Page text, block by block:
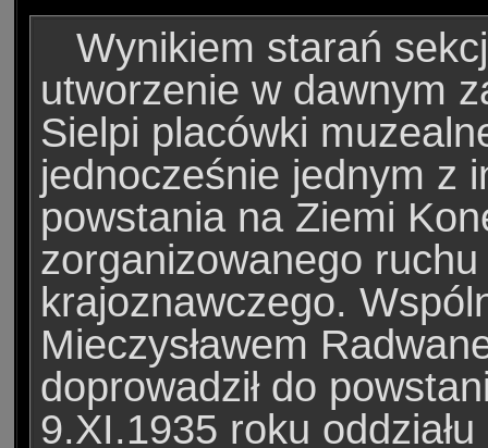
Wynikiem starań
utworzenie w dawnym
Sielpi placówki
jednocześnie jednym z
powstania na Ziemi
zorganizowanego ruchu
krajoznawczego.
Mieczysławem
doprowadził do
9.XI.1935 roku